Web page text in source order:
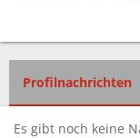
Profilnachrichten
Es gibt noch keine